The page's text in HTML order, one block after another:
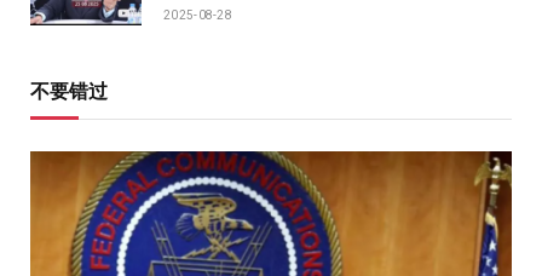
2025-08-28
不要错过